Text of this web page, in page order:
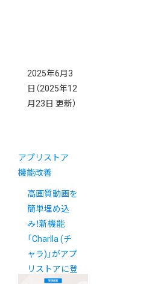
2025年6月3
日 （2025年12
月23日 更新）
アプリストア
機能改善
高画質動画を
簡単埋め込
み！新機能
「Charlla (チ
ャラ)」がアプ
リストアに登